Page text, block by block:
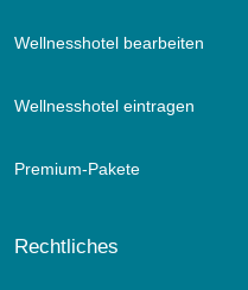
Wellnesshotel bearbeiten
Wellnesshotel eintragen
Premium-Pakete
Rechtliches